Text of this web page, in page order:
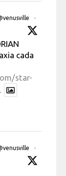
·
cada
star-
·